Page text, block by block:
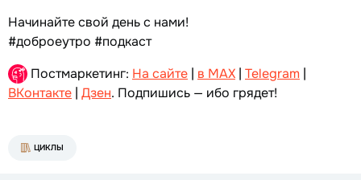
Начинайте свой день с нами!
#доброеутро #подкаст
Постмаркетинг: На сайте | в MAX | Telegram |
ВКонтакте | Дзен. Подпишись — ибо грядет!
ЦИКЛЫ